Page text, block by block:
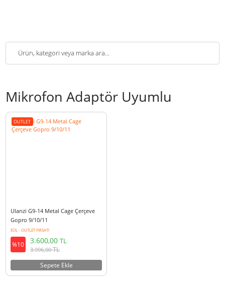
Mikrofon Adaptör Uyumlu
OUTLET
Ulanzi G9-14 Metal Cage Çerçeve
Gopro 9/10/11
%10 3.600,00TL
3.996,00TL